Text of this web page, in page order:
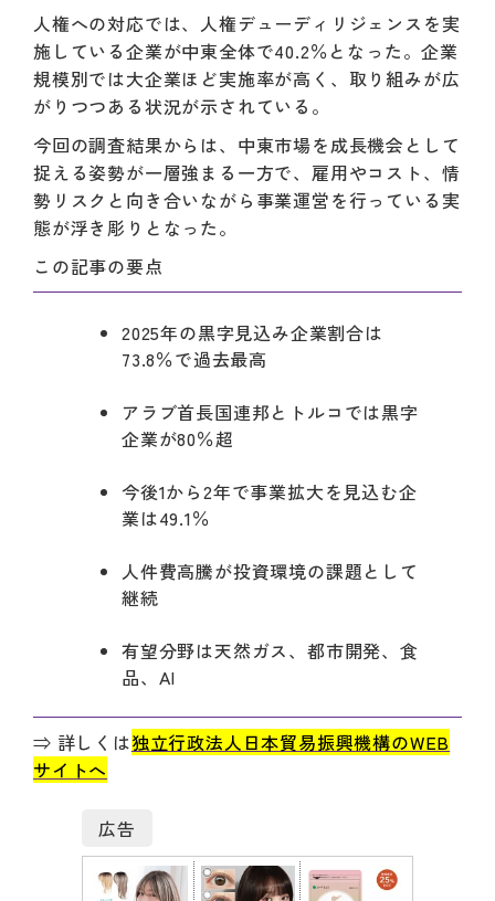
人権への対応では、人権デューディリジェンスを実
施している企業が中東全体で40.2％となった。企業
規模別では大企業ほど実施率が高く、取り組みが広
がりつつある状況が示されている。
今回の調査結果からは、中東市場を成長機会として
捉える姿勢が一層強まる一方で、雇用やコスト、情
勢リスクと向き合いながら事業運営を行っている実
態が浮き彫りとなった。
この記事の要点
2025年の黒字見込み企業割合は
73.8％で過去最高
アラブ首長国連邦とトルコでは黒字
企業が80％超
今後1から2年で事業拡大を見込む企
業は49.1％
人件費高騰が投資環境の課題として
継続
有望分野は天然ガス、都市開発、食
品、AI
⇒ 詳しくは独立行政法人日本貿易振興機構のWEB
サイトへ
広告